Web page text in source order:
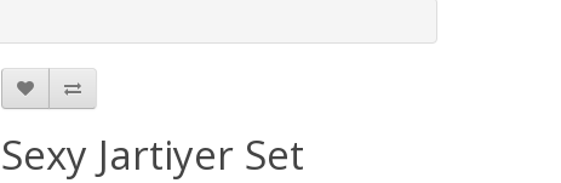
Sexy Jartiyer Set